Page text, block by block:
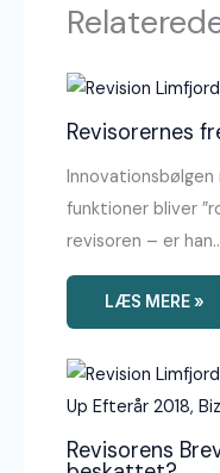
Revisorernes
Innovationsbølgen
funktioner bliver
revisoren – er
LÆS MERE »
Revisorens